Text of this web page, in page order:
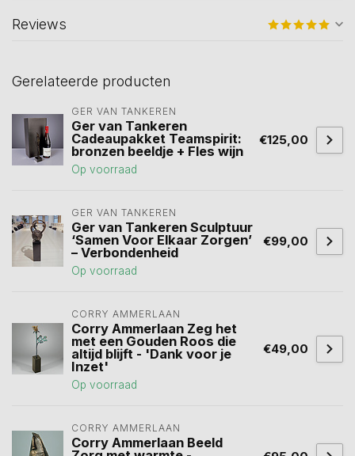
Reviews
Gerelateerde producten
GER VAN TANKEREN
Ger van Tankeren
Cadeaupakket Teamspirit:
bronzen beeldje + Fles wijn
Op voorraad
€125,00
GER VAN TANKEREN
Ger van Tankeren Sculptuur
‘Samen Voor Elkaar Zorgen’
– Verbondenheid
Op voorraad
€99,00
CORRY AMMERLAAN
Corry Ammerlaan Zeg het
met een Gouden Roos die
altijd blijft - 'Dank voor je
Inzet'
Op voorraad
€49,00
CORRY AMMERLAAN
Corry Ammerlaan Beeld